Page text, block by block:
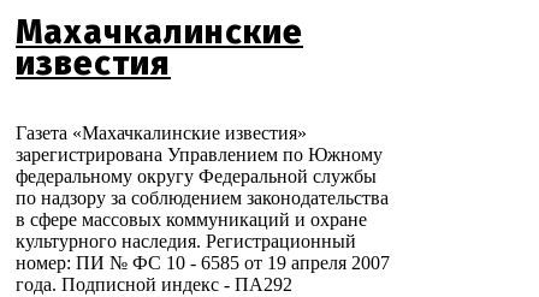
Махачкалинские
известия
Газета «Махачкалинские известия»
зарегистрирована Управлением по Южному
федеральному округу Федеральной службы
по надзору за соблюдением законодательства
в сфере массовых коммуникаций и охране
культурного наследия. Регистрационный
номер: ПИ № ФС 10 - 6585 от 19 апреля 2007
года. Подписной индекс - ПА292